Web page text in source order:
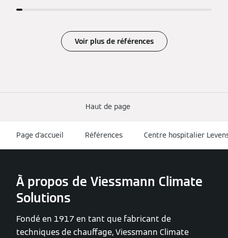
Voir plus de références
Haut de page
Page d'accueil Références Centre hospitalier
À propos de Viessmann Climate
Solutions
Fondé en 1917 en tant que fabricant de
techniques de chauffage, Viessmann Climate